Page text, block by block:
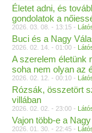
Életet adni, és
gondolatok a
2026. 03. 08. - 13:15 -
Buci és a Nagy
2026. 02. 14. - 01:00 -
A szerelem életünk
soha nem olyan az
2026. 02. 12. - 00:10 -
Rózsák, összetört
villában
2026. 02. 02. - 23:00 -
Vajon több-e a
2026. 01. 30. - 22:45 -